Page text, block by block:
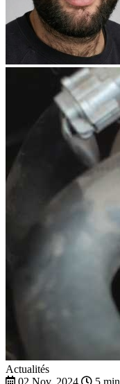
Actualités
02 Nov. 2024
5 min